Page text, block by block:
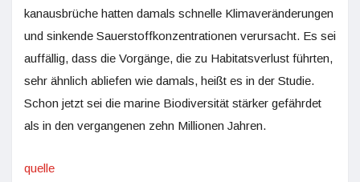
kan­ausbrüche hatten damals schnelle Klima­veränderungen
und sinkende Sauerstoffkonzentrationen verursacht. Es sei
auffällig, dass die Vorgänge, die zu Habitatsverlust führten,
sehr ähnlich abliefen wie damals, heißt es in der Studie.
Schon jetzt sei die marine Biodiversität stärker gefährdet
als in den vergangenen zehn Millionen Jahren.
quelle